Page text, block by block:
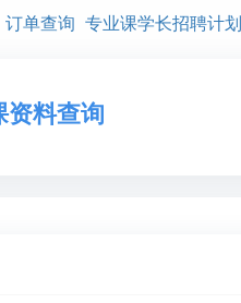
订单查询 专业课学长招聘计划
资料查询